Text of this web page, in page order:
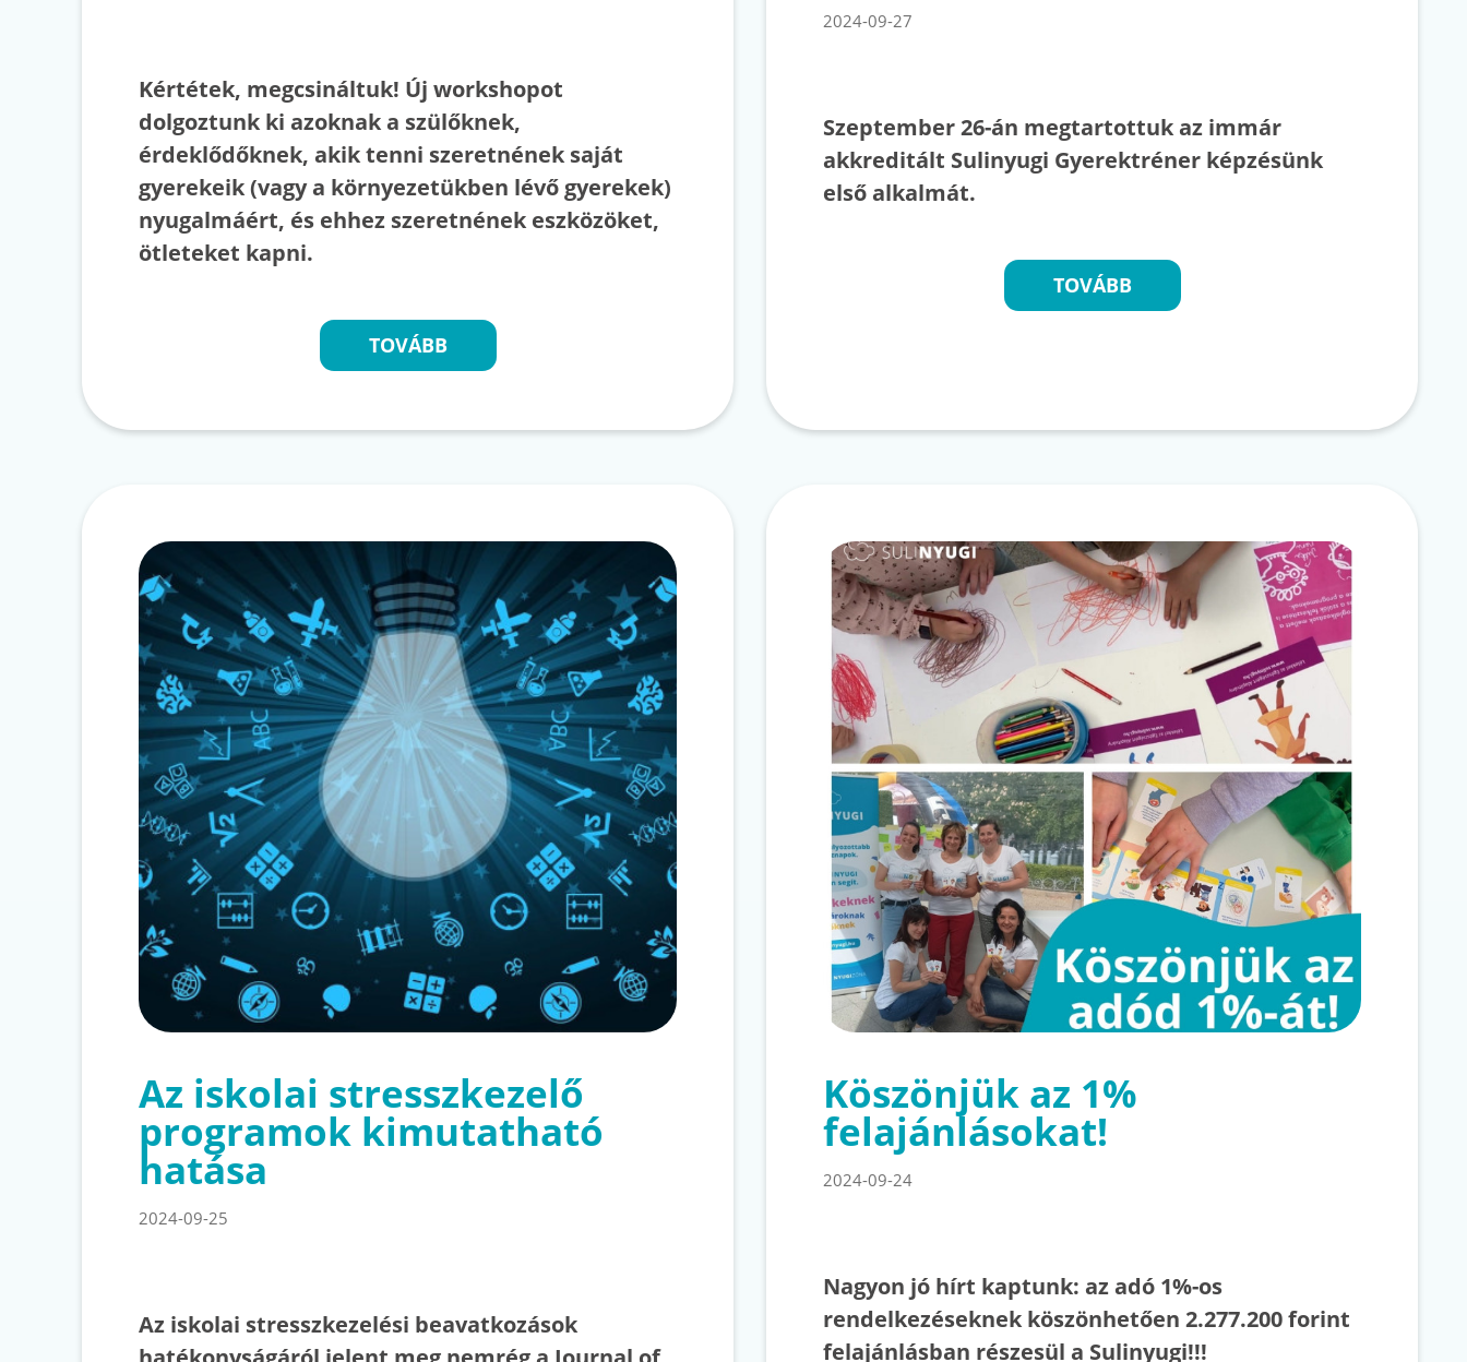
Kértétek, megcsináltuk! Új workshopot
dolgoztunk ki azoknak a szülőknek,
érdeklődőknek, akik tenni szeretnének saját
gyerekeik (vagy a környezetükben lévő gyerekek)
nyugalmáért, és ehhez szeretnének eszközöket,
ötleteket kapni.
TOVÁBB
2024-09-27
Szeptember 26-án megtartottuk az immár
akkreditált Sulinyugi Gyerektréner képzésünk
első alkalmát.
TOVÁBB
Az iskolai stresszkezelő
programok kimutatható
hatása
2024-09-25
Az iskolai stresszkezelési beavatkozások
Köszönjük az 1%
felajánlásokat!
2024-09-24
Nagyon jó hírt kaptunk: az adó 1%-os
rendelkezéseknek köszönhetően 2.277.200 forint
felajánlásban részesül a Sulinyugi!!!